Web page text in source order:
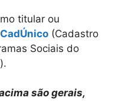
titular ou
CadÚnico (Cadastro
Sociais do
são gerais,